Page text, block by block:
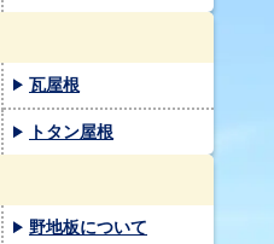
瓦屋根
トタン屋根
野地板について